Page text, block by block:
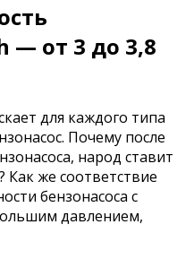
— от 3 до 3,8
для каждого типа
Почему после
народ ставит
Как же соответствие
бензонасоса с
давлением,